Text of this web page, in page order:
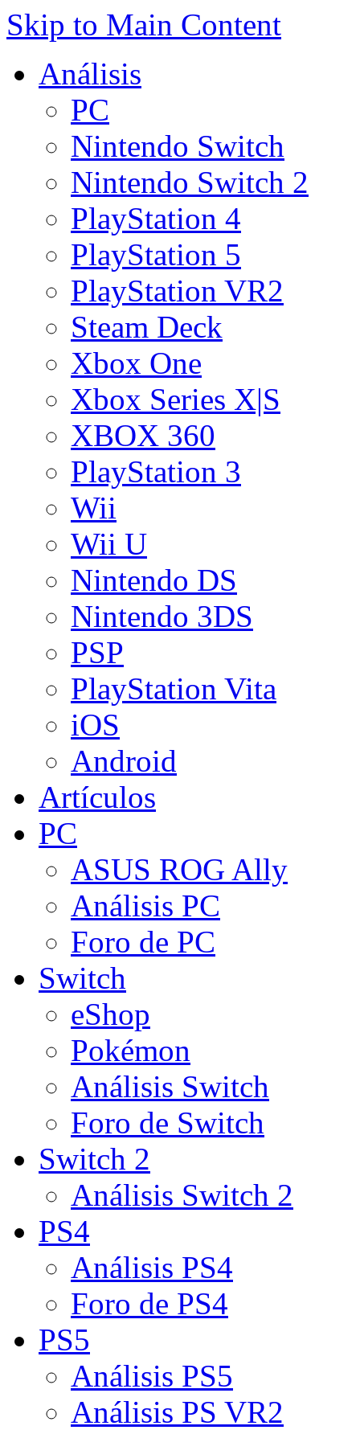
Skip to Main Content
Análisis
PC
Nintendo Switch
Nintendo Switch 2
PlayStation 4
PlayStation 5
PlayStation VR2
Steam Deck
Xbox One
Xbox Series X|S
XBOX 360
PlayStation 3
Wii
Wii U
Nintendo DS
Nintendo 3DS
PSP
PlayStation Vita
iOS
Android
Artículos
PC
ASUS ROG Ally
Análisis PC
Foro de PC
Switch
eShop
Pokémon
Análisis Switch
Foro de Switch
Switch 2
Análisis Switch 2
PS4
Análisis PS4
Foro de PS4
PS5
Análisis PS5
Análisis PS VR2